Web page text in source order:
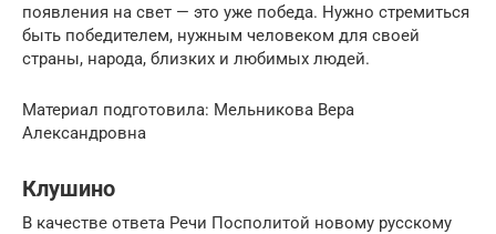
появления на свет — это уже победа. Нужно стремиться
быть победителем, нужным человеком для своей
страны, народа, близких и любимых людей.
Материал подготовила: Мельникова Вера
Александровна
Клушино
В качестве ответа Речи Посполитой новому русскому